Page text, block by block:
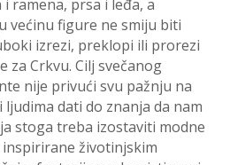
ramena, prsa i leđa, a
većinu figure ne smiju biti
izrezi, preklopi ili prorezi
za Crkvu. Cilj svečanog
nije privući svu pažnju na
dati do znanja da nam
stoga treba izostaviti modne
životinjskim